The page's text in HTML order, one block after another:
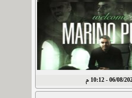
2026 - 10:12 م